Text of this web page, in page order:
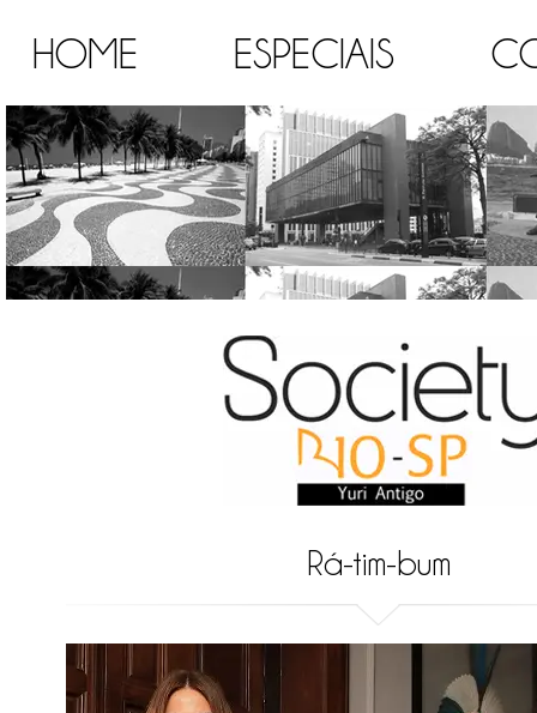
HOME ESPECIAIS
Rá-tim-bum